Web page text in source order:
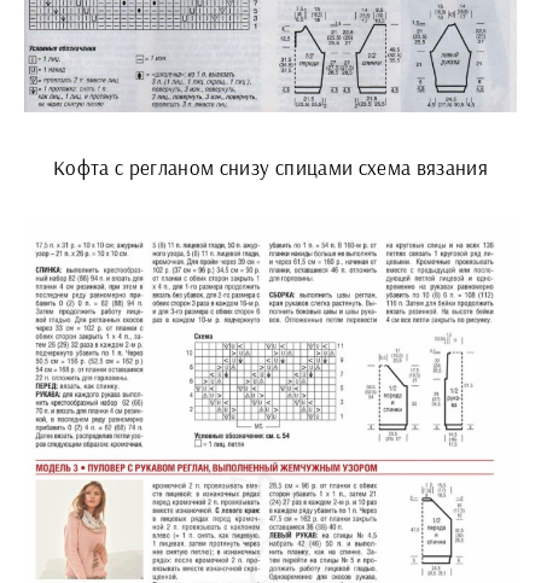
Кофта с регланом снизу спицами схема вязания